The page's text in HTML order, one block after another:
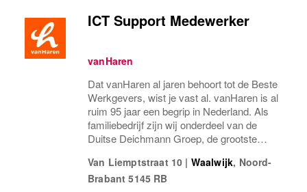
ICT Support Medewerker
vanHaren
Dat vanHaren al jaren behoort tot de Beste
Werkgevers, wist je vast al. vanHaren is al
ruim 95 jaar een begrip in Nederland. Als
familiebedrijf zijn wij onderdeel van de
Duitse Deichmann Groep, de grootste
binnen vanHaren zorgen voor ons succes.
Stap jij...
Van Liemptstraat 10 | Waalwijk, Noord-
Brabant 5145 RB